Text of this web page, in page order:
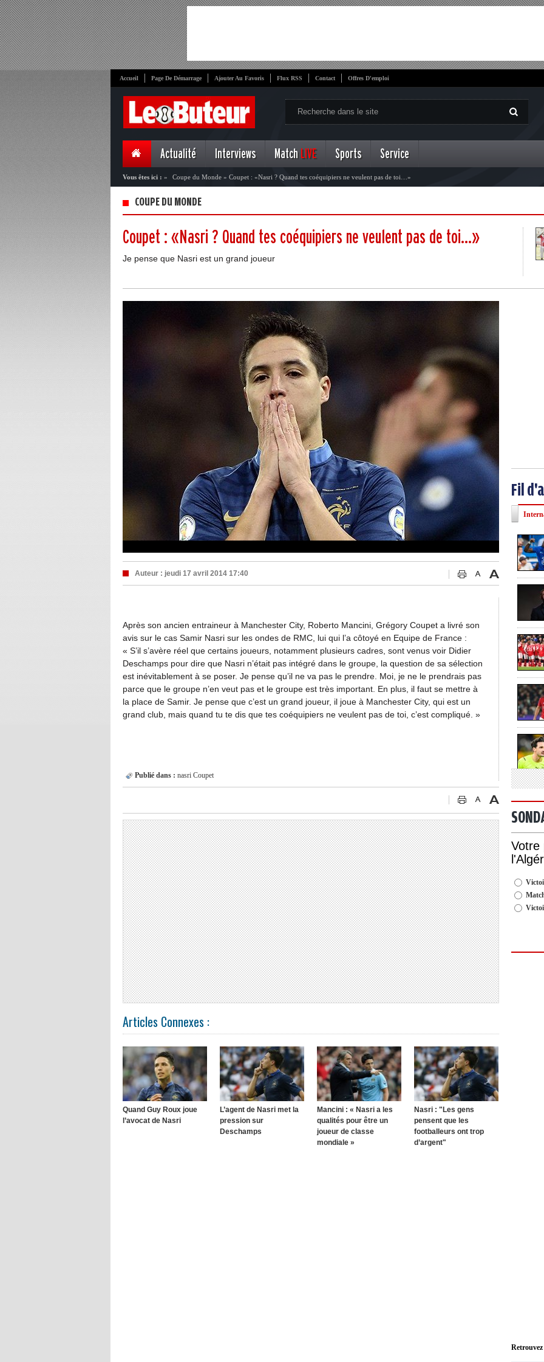
Accueil Page De Démarrage Ajouter Au Favoris Flux RSS Contact Offres D'emploi
Actualité Interviews Match LIVE Sports Service
Vous êtes ici : » Coupe du Monde » Coupet : «Nasri ? Quand tes coéquipiers ne veulent pas de toi…»
COUPE DU MONDE
Coupet : «Nasri ? Quand tes coéquipiers ne veulent pas de toi…»
Je pense que Nasri est un grand joueur
Auteur : jeudi 17 avril 2014 17:40
Après son ancien entraineur à Manchester City, Roberto Mancini, Grégory Coupet a livré son
avis sur le cas Samir Nasri sur les ondes de RMC, lui qui l’a côtoyé en Equipe de France :
« S’il s’avère réel que certains joueurs, notamment plusieurs cadres, sont venus voir Didier
Deschamps pour dire que Nasri n’était pas intégré dans le groupe, la question de sa sélection
est inévitablement à se poser. Je pense qu’il ne va pas le prendre. Moi, je ne le prendrais pas
parce que le groupe n’en veut pas et le groupe est très important. En plus, il faut se mettre à
la place de Samir. Je pense que c’est un grand joueur, il joue à Manchester City, qui est un
grand club, mais quand tu te dis que tes coéquipiers ne veulent pas de toi, c’est compliqué. »
Publié dans : nasri Coupet
Articles Connexes :
Quand Guy Roux joue
l’avocat de Nasri
L’agent de Nasri met la
pression sur
Deschamps
Mancini : « Nasri a les
qualités pour être un
joueur de classe
mondiale »
Nasri : "Les gens
pensent que les
footballeurs ont trop
d’argent"
Fil
Votre